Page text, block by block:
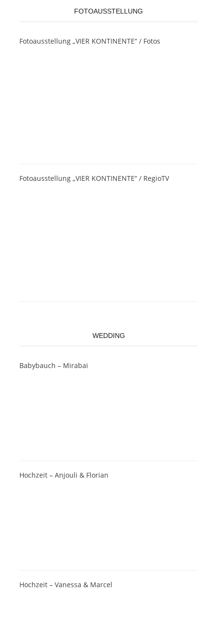
FOTOAUSSTELLUNG
Fotoausstellung „VIER KONTINENTE“ / Fotos
Fotoausstellung „VIER KONTINENTE“ / RegioTV
WEDDING
Babybauch – Mirabai
Hochzeit – Anjouli & Florian
Hochzeit – Vanessa & Marcel